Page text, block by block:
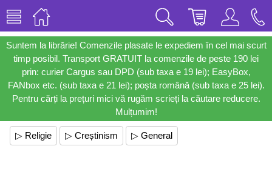
Suntem la librărie! Comenzile plasate le expediem în cel mai scurt
timp posibil. Transport GRATUIT la comenzile de peste 190 lei
prin: curier Cargus sau DPD (sub taxa e 19 lei); EasyBox,
FANbox etc. (sub taxa e 21 lei); poșta română (sub taxa e 25 lei).
Pentru cărți la prețuri mici vă rugăm scrieți la căutare reducere.
Mulțumim!
▷ Religie ▷ Creștinism ▷ General